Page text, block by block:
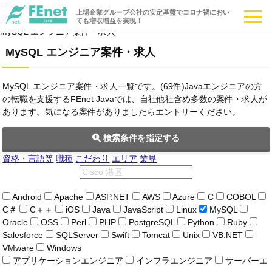
上場企業グループ会社の安定基盤でコロナ禍におい
ても増収増益を実現！
FEnetJava
案件・求人を探す
MySQL エンジニア案件・求人
MySQL エンジニア案件・求人
MySQL エンジニア案件・求人一覧です。(69件)Javaエンジニアの方
の転職を支援するFEnet Javaでは、自社他社含め多数の案件・求人が
あります。気になる案件がありましたらエントリーください。
検索条件を指定する
資格・言語等 職種 こだわり エリア 業界
Android Apache ASP.NET AWS Azure C
COBOL
C＃
C＋＋ iOS Java JavaScript Linux
MySQL
Oracle
OSS Perl PHP PostgreSQL Python
Ruby
Salesforce
SQLServer Swift Tomcat Unix
VB.NET
VMware
Windows
アプリケーションエンジニア
インフラエンジニア
サーバーエ